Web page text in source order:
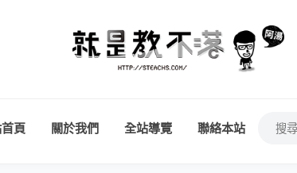
頁 關於我們 全站導覽 聯絡本站